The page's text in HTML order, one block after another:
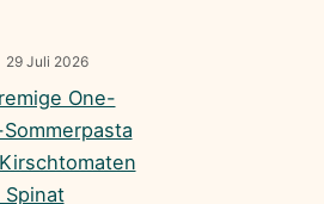
29 Juli 2026